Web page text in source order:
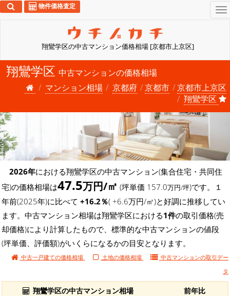
翔鸞学区の中古マンション価格相場 [京都市上京区]
物件価格査定
翔鸞学区 中古マンションの価格相場
マンション相場
京都府 京都市
京都市上京区
翔鸞学区
2026年における翔鸞学区の中古マンション(集合住宅・共同住
宅)の価格相場は47.5万円/㎡ (坪単価 157.0万円/坪)です。１
年前(2025年)に比べて +16.2％( +6.6万円/㎡)と好調に推移してい
ます。中古マンション相場は翔鸞学区における1件の取引価格(売
却価格)により計算したもので、標準的な中古マンションの値段
(坪単価、評価額)がいくらになるかの目安となります。
中古一戸建ての価格相場 土地の価格相場 中古マンションの取引デー
タ
翔鸞学区の中古マンション相場 前年比